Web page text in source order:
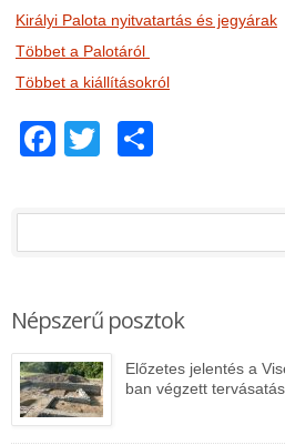
Királyi Palota nyitvatartás és jegyárak
Többet a Palotáról
Többet a kiállításokról
Facebook
Twitter
Népszerű posztok
Előzetes jelentés a
ban végzett